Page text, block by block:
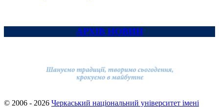
АРХІВ НОВИН
© 2006 - 2026 Черкаський національний університет імені